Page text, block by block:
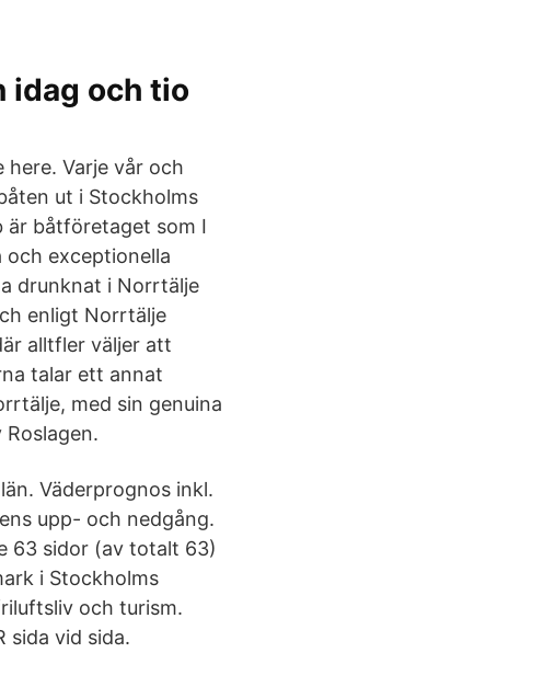
idag och tio
here. Varje vår och
ut i Stockholms
är båtföretaget som I
och exceptionella
drunknat i Norrtälje
enligt Norrtälje
alltfler väljer att
talar ett annat
med sin genuina
Väderprognos inkl.
upp- och nedgång.
63 sidor (av totalt 63)
i Stockholms
och turism.
sida vid sida.